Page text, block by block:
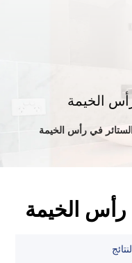
الخيمة
في رأس الخيمة
رأس الخيمة